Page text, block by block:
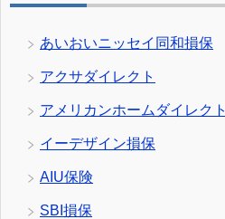
あいおいニッセイ同和損保
アクサダイレクト
アメリカンホームダイレクト
イーデザイン損保
AIU保険
SBI損保